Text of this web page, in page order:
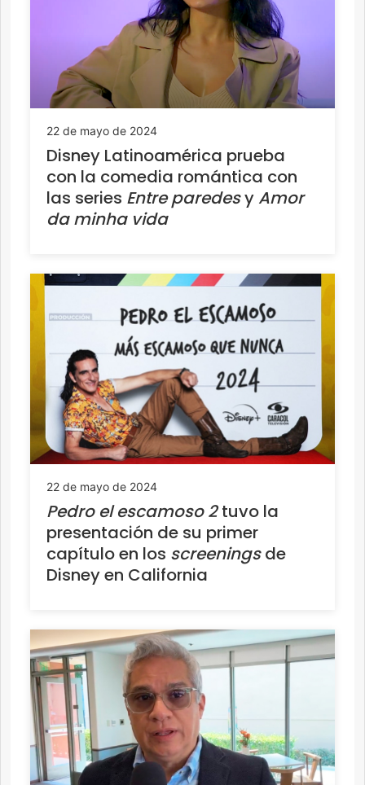
22 de mayo de 2024
Disney Latinoamérica prueba
con la comedia romántica con
las series Entre paredesy Amor
da minha vida
22 de mayo de 2024
Pedro el escamoso 2tuvo la
presentación de su primer
capítulo en los screeningsde
Disney en California